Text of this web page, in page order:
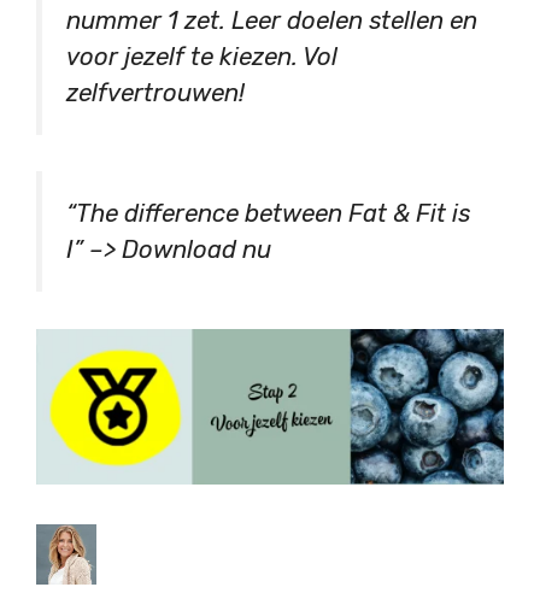
nummer 1 zet. Leer doelen stellen en
voor jezelf te kiezen. Vol
zelfvertrouwen!
“The difference between Fat & Fit is
I” –> Download nu